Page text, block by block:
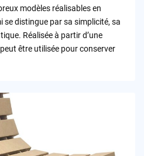
modèles réalisables en
se distingue par sa simplicité, sa
Réalisée à partir d’une
être utilisée pour conserver